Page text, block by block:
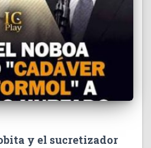
y el sucretizador